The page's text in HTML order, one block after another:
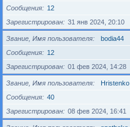
Сообщения
12
Зарегистрирован
31 янв 2024, 20:10
Звание, Имя пользователя
bodia44
Сообщения
12
Зарегистрирован
01 фев 2024, 14:28
Звание, Имя пользователя
Hristenko
Сообщения
40
Зарегистрирован
08 фев 2024, 16:41